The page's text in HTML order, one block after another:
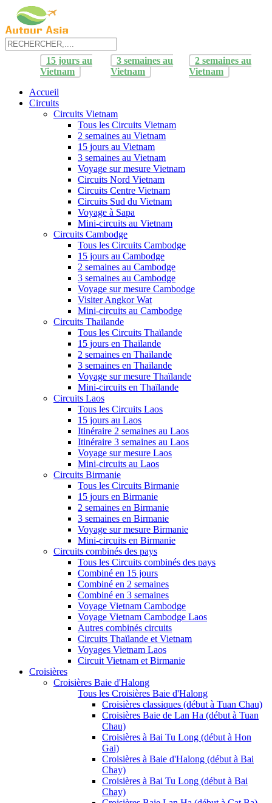
15 jours au
Vietnam
3 semaines au
Vietnam
2 semaines au
Vietnam
Accueil
Circuits
Circuits Vietnam
Tous les Circuits Vietnam
2 semaines au Vietnam
15 jours au Vietnam
3 semaines au Vietnam
Voyage sur mesure Vietnam
Circuits Nord Vietnam
Circuits Centre Vietnam
Circuits Sud du Vietnam
Voyage à Sapa
Mini-circuits au Vietnam
Circuits Cambodge
Tous les Circuits Cambodge
15 jours au Cambodge
2 semaines au Cambodge
3 semaines au Cambodge
Voyage sur mesure Cambodge
Visiter Angkor Wat
Mini-circuits au Cambodge
Circuits Thaïlande
Tous les Circuits Thaïlande
15 jours en Thaïlande
2 semaines en Thaïlande
3 semaines en Thaïlande
Voyage sur mesure Thaïlande
Mini-circuits en Thaïlande
Circuits Laos
Tous les Circuits Laos
15 jours au Laos
Itinéraire 2 semaines au Laos
Itinéraire 3 semaines au Laos
Voyage sur mesure Laos
Mini-circuits au Laos
Circuits Birmanie
Tous les Circuits Birmanie
15 jours en Birmanie
2 semaines en Birmanie
3 semaines en Birmanie
Voyage sur mesure Birmanie
Mini-circuits en Birmanie
Circuits combinés des pays
Tous les Circuits combinés des pays
Combiné en 15 jours
Combiné en 2 semaines
Combiné en 3 semaines
Voyage Vietnam Cambodge
Voyage Vietnam Cambodge Laos
Autres combinés circuits
Circuits Thaïlande et Vietnam
Voyages Vietnam Laos
Circuit Vietnam et Birmanie
Croisières
Croisières Baie d'Halong
Tous les Croisières Baie d'Halong
Croisières classiques (début à Tuan Chau)
Croisières Baie de Lan Ha (début à Tuan
Chau)
Croisières à Bai Tu Long (début à Hon
Gai)
Croisières à Baie d'Halong (début à Bai
Chay)
Croisières à Bai Tu Long (début à Bai
Chay)